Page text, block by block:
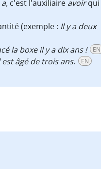
a, c'est l'auxiliaire avoirqui
(exemple : Il y a deux
la boxe il y a dix ans ! EN
est âgé de trois ans. EN